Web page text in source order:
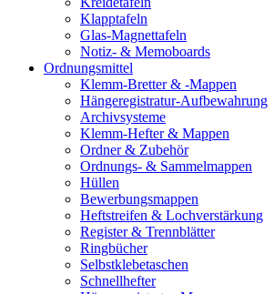
Klapptafeln
Glas-Magnettafeln
Notiz- & Memoboards
Ordnungsmittel
Klemm-Bretter & -Mappen
Hängeregistratur-Aufbewahrung
Archivsysteme
Klemm-Hefter & Mappen
Ordner & Zubehör
Ordnungs- & Sammelmappen
Hüllen
Bewerbungsmappen
Heftstreifen & Lochverstärkung
Register & Trennblätter
Ringbücher
Selbstklebetaschen
Schnellhefter